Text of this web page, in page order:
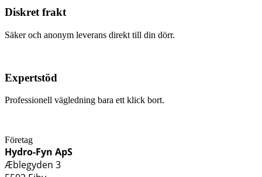
Diskret frakt
Säker och anonym leverans direkt till din dörr.
Expertstöd
Professionell vägledning bara ett klick bort.
Företag
Hydro-Fyn ApS
Æblegyden 3